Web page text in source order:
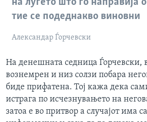
на луѓето што го направија
тие се подеднакво виновни
Александар Ѓорчевски
На денешната седница Ѓорчевски,
вознемрен и низ солзи побара
биде прифатена. Тој кажа дека
истрага по исчезнувањето на
затоа е во притвор а случајот има